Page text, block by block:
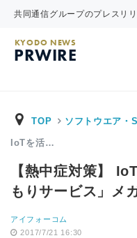
共同通信グループのプレスリ
KYODO NEWS
PRWIRE
TOP ソフトウエア・SI
IoTを活…
【熱中症対策】
もりサービス」メ
アイフォーコム
2017/7/21 16:30